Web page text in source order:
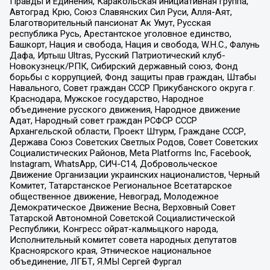
Автоград Крю, Союз Славянских Сил Руси, Алля-Аят,
Благотворительный пансионат Ак Умут, Русская
республика Русь, Арестантское уголовное единство,
Башкорт, Нация и свобода, Нация и свобода, W.H.С., Фалунь
Дафа, Иртыш Ultras, Русский Патриотический клуб-
Новокузнецк/РПК, Сибирский державный союз, Фонд
борьбы с коррупцией, Фонд защиты прав граждан, Штабы
Навального, Совет граждан СССР Прикубанского округа г.
Краснодара, Мужское государство, Народное
объединение русского движения, Народное движение
Адат, Народный совет граждан РСФСР СССР
Архангельской области, Проект Штурм, Граждане СССР,
Держава Союз Советских Светлых Родов, Совет Советских
Социалистических Районов, Meta Platforms Inc, Facebook,
Instagram, WhatsApp, СИЧ-С14, Добровольческое
Движение Организации украинских националистов, Черный
Комитет, Татарстанское Региональное Всетатарское
общественное движение, Невоград, Молодежное
Демократическое Движение Весна, Верховный Совет
Татарской Автономной Советской Социалистической
Республики, Конгресс ойрат-калмыцкого народа,
Исполнительный комитет совета народных депутатов
Красноярского края, Этническое национальное
объединение, ЛГБТ, Я.МЫ Сергей Фургал